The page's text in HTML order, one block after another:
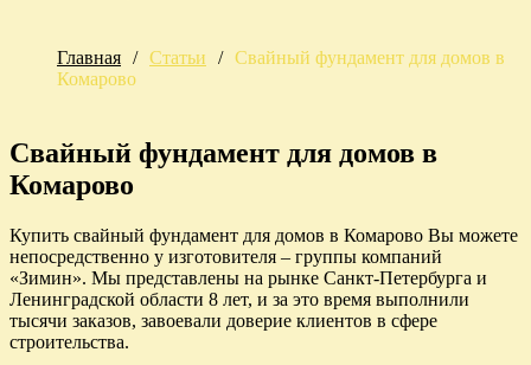
Главная / Статьи / Свайный фундамент для домов в
Комарово
Свайный фундамент для домов в
Комарово
Купить свайный фундамент для домов в Комарово Вы можете
непосредственно у изготовителя – группы компаний
«Зимин». Мы представлены на рынке Санкт-Петербурга и
Ленинградской области 8 лет, и за это время выполнили
тысячи заказов, завоевали доверие клиентов в сфере
строительства.